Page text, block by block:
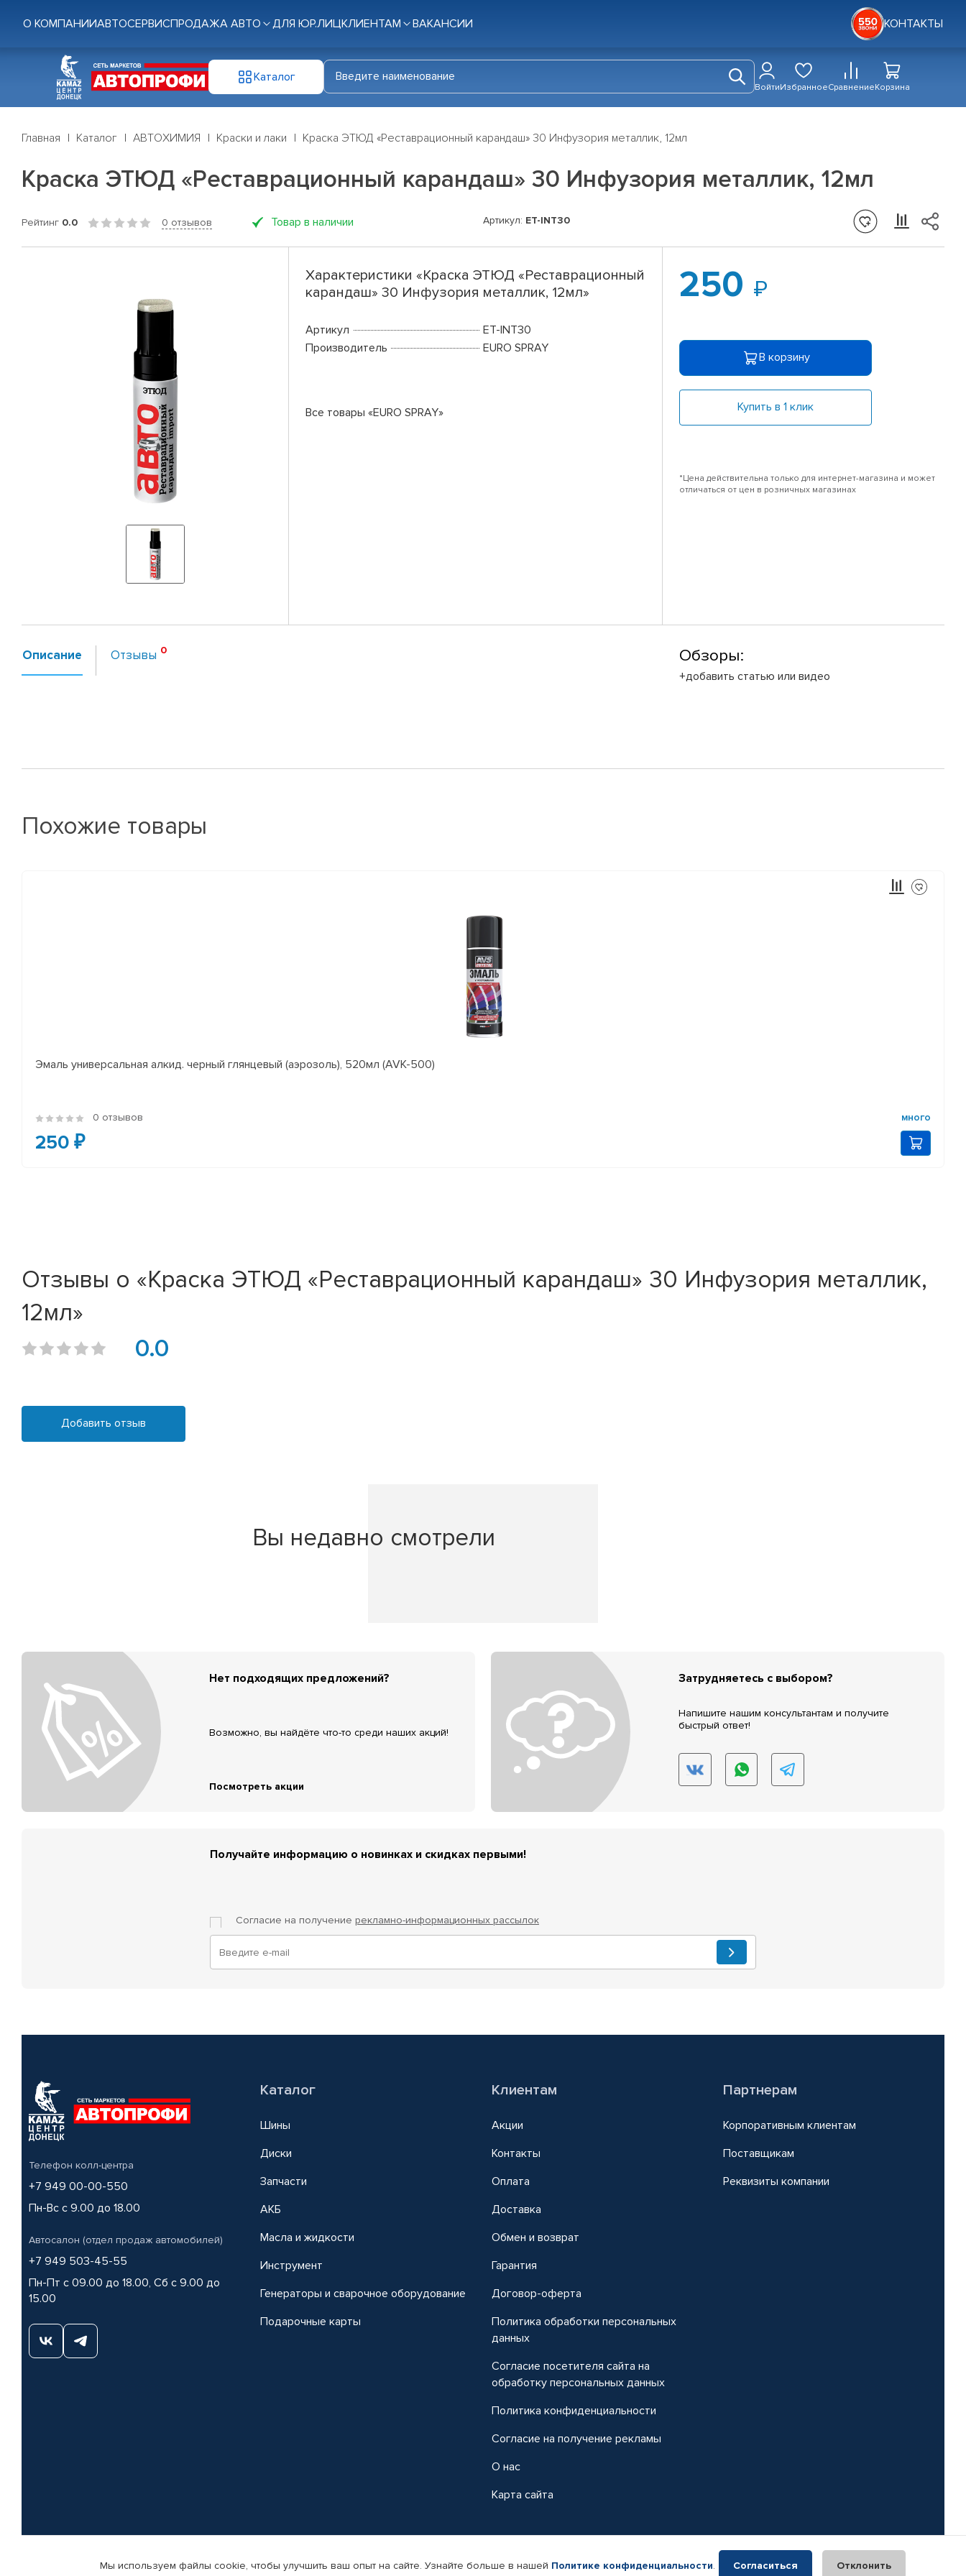
О КОМПАНИИАВТОСЕРВИСПРОДАЖА АВТО ДЛЯ ЮР.ЛИЦКЛИЕНТАМ ВАКАНСИИ КОНТАКТЫ
Каталог
ВойтиИзбранноеСравнениеКорзина
Главная Каталог АВТОХИМИЯ Краски и лаки Краска ЭТЮД «Реставрационный карандаш» 30 Инфузория металлик, 12мл
Краска ЭТЮД «Реставрационный карандаш» 30 Инфузория металлик, 12мл
Рейтинг 0.0 0 отзывов Товар в наличии Артикул: ET-INT30
Характеристики «Краска ЭТЮД «Реставрационный
карандаш» 30 Инфузория металлик, 12мл»
Артикул
ET-INT30
Производитель
EURO SPRAY
Все товары «EURO SPRAY»
250
В корзину
Купить в 1 клик
*Цена действительна только для интернет-магазина и может
отличаться от цен в розничных магазинах
Описание Отзывы Обзоры:
+добавить статью или видео
Похожие товары
Эмаль универсальная алкид. черный глянцевый (аэрозоль), 520мл (AVK-500)
0 отзывов много
250 ₽
Отзывы о «Краска ЭТЮД «Реставрационный карандаш» 30 Инфузория металлик,
12мл»
0.0
Добавить отзыв
Вы недавно смотрели
Нет подходящих предложений?
Возможно, вы найдёте что-то среди наших акций!
Посмотреть акции
Затрудняетесь с выбором?
Напишите нашим консультантам и получите
быстрый ответ!
Получайте информацию о новинках и скидках первыми!
Согласие на получение рекламно-информационных рассылок
Телефон колл-центра
+7 949 00-00-550
Пн-Вс с 9.00 до 18.00
Автосалон (отдел продаж автомобилей)
+7 949 503-45-55
Пн-Пт с 09.00 до 18.00, Сб с 9.00 до
15.00
Каталог
Шины
Диски
Запчасти
АКБ
Масла и жидкости
Инструмент
Генераторы и сварочное оборудование
Подарочные карты
Клиентам
Акции
Контакты
Оплата
Доставка
Обмен и возврат
Гарантия
Договор-оферта
Политика обработки персональных
данных
Согласие посетителя сайта на
обработку персональных данных
Политика конфиденциальности
Согласие на получение рекламы
О нас
Карта сайта
Партнерам
Корпоративным клиентам
Поставщикам
Реквизиты компании
© КАМАЗ ЦЕНТР ДОНЕЦК, 2015-2026. Все права защищены. Интернет-магазин автомобильных товаров Автопрофи.
Мы используем файлы cookie, чтобы улучшить ваш опыт на сайте. Узнайте больше в нашей Политике конфиденциальности. Согласиться Отклонить